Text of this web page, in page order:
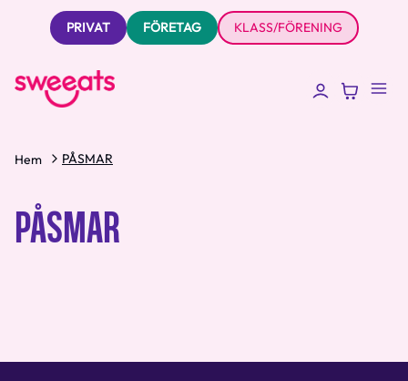
PRIVAT FÖRETAG KLASS/FÖRENING
Hem PÅSMAR
PÅSMAR